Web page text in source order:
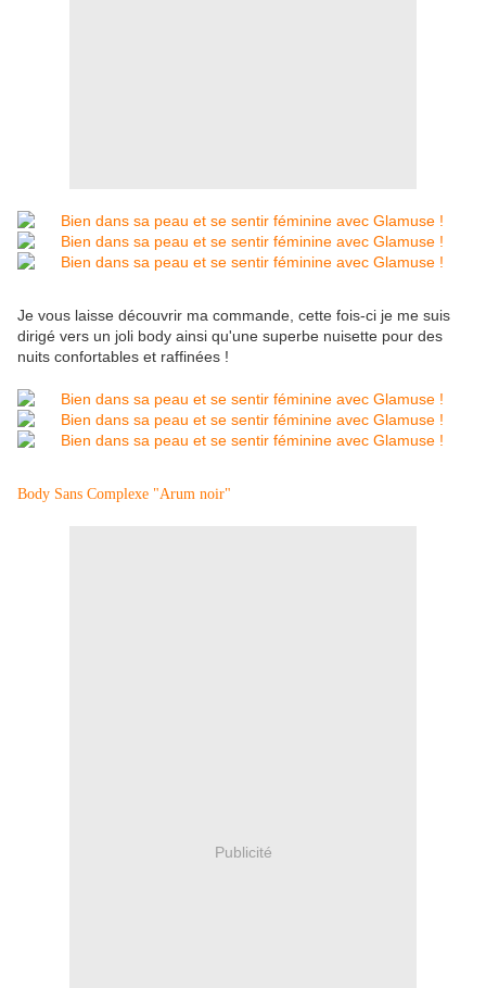
Je vous laisse découvrir ma commande, cette fois-ci je me suis
dirigé vers un joli body ainsi qu'une superbe nuisette pour des
nuits confortables et raffinées !
Body Sans Complexe "Arum noir"
Publicité